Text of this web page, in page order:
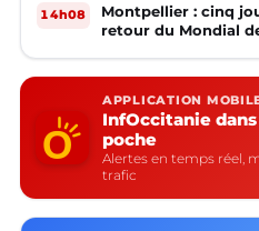
14h08
Montpellier : cinq
retour du Mondial
APPLICATION
InfOccitanie
poche
Alertes en temps réel,
trafic